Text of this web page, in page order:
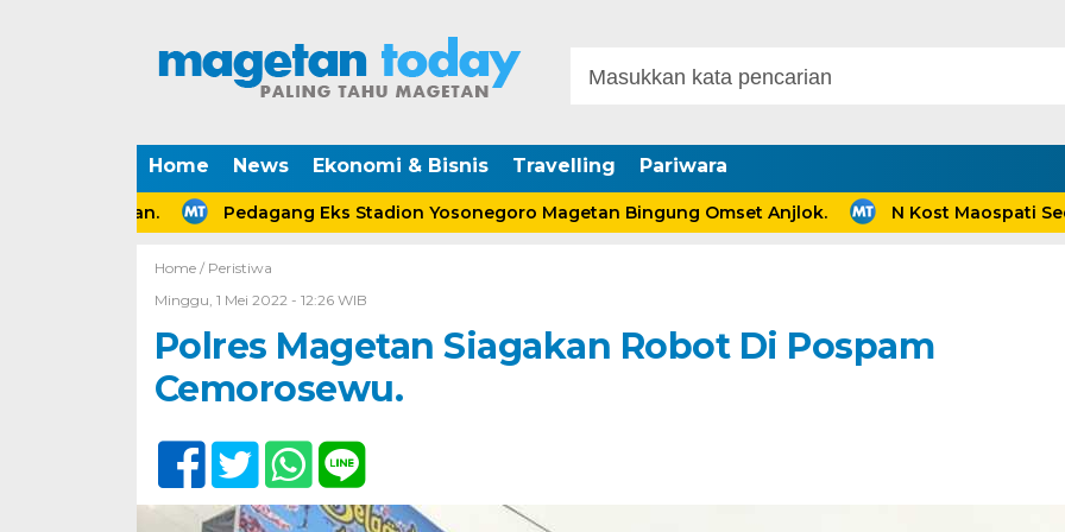
Home News Ekonomi & Bisnis Travelling Pariwara
Pedagang Eks Stadion Yosonegoro Magetan Bingung Omset Anjlok. N Kost Maospati
Home / Peristiwa
Minggu, 1 Mei 2022 - 12:26 WIB
Polres Magetan Siagakan Robot Di Pospam
Cemorosewu.